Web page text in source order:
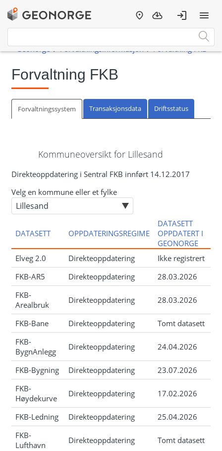
Forvaltning FKB
Forvaltningssystem Transaksjonsdata Driftsstatus
Kommuneoversikt for Lillesand
Direkteoppdatering i Sentral FKB innført 14.12.2017
Velg en kommune eller et fylke
DATASETT OPPDATERINGSREGIME
DATASETT
OPPDATERT I
GEONORGE
Elveg 2.0
Direkteoppdatering
Ikke registrert
FKB-AR5
Direkteoppdatering
28.03.2026
FKB-
Arealbruk
Direkteoppdatering 28.03.2026
FKB-Bane Direkteoppdatering
Tomt datasett
FKB-
BygnAnlegg
Direkteoppdatering 24.04.2026
FKB-Bygning Direkteoppdatering
23.07.2026
FKB-
Høydekurve
Direkteoppdatering 17.02.2026
FKB-Ledning Direkteoppdatering
25.04.2026
FKB-
Lufthavn
Direkteoppdatering Tomt datasett